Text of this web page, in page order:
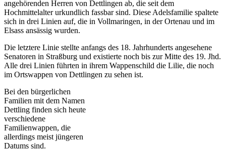
angehörenden Herren von Dettlingen ab, die seit dem
Hochmittelalter urkundlich fassbar sind. Diese Adelsfamilie spaltete
sich in drei Linien auf, die in Vollmaringen, in der Ortenau und im
Elsass ansässig wurden.
Die letztere Linie stellte anfangs des 18. Jahrhunderts angesehene
Senatoren in Straßburg und existierte noch bis zur Mitte des 19. Jhd.
Alle drei Linien führten in ihrem Wappenschild die Lilie, die noch
im Ortswappen von Dettlingen zu sehen ist.
Bei den bürgerlichen
Familien mit dem Namen
Dettling finden sich heute
verschiedene
Familienwappen, die
allerdings meist jüngeren
Datums sind.